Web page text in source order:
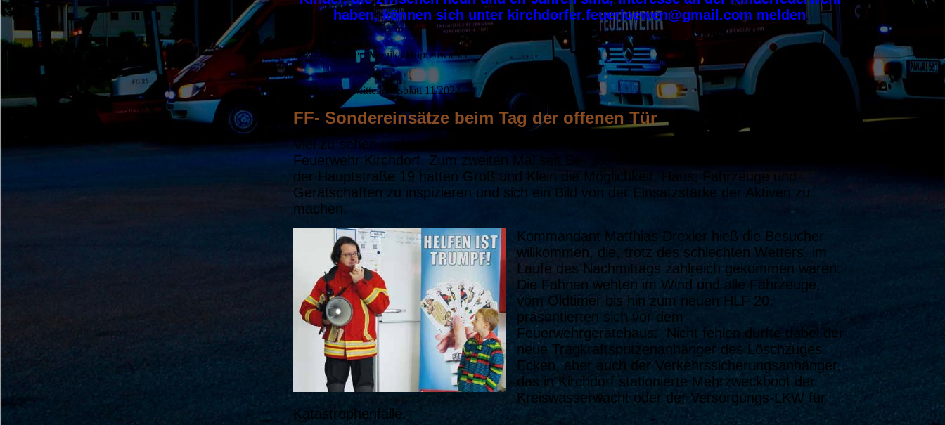
haben, können sich unter kirchdorfer.feuerloewen@gmail.com melden.
Text und Bilder: Monika Hopfenwieser
02.10.2022 - Mitteilungsblatt 11/2022
FF- Sondereinsätze beim Tag der offenen Tür
Viel zu sehen und zu erleben, gab es beim Tag der offenen Tür der Freiwilligen
Feuerwehr Kirchdorf. Zum zweiten Mal seit Be- stehen des neuen Feuerwehrhauses an
der Hauptstraße 19 hatten Groß und Klein die Möglichkeit, Haus, Fahrzeuge und
Gerätschaften zu inspizieren und sich ein Bild von der Einsatzstärke der Aktiven zu
machen.
Kommandant Matthias Drexler hieß die Besucher
willkommen, die, trotz des schlechten Wetters, im
Laufe des Nachmittags zahlreich gekommen waren.
Die Fahnen wehten im Wind und alle Fahrzeuge,
vom Oldtimer bis hin zum neuen HLF 20,
präsentierten sich vor dem
Feuerwehrgerätehaus. Nicht fehlen durfte dabei der
neue Tragkraftspritzenanhänger des Löschzuges
Ecken, aber auch der Verkehrssicherungsanhänger,
das in Kirchdorf stationierte Mehrzweckboot der
Kreiswasserwacht oder der Versorgungs-LKW für
Katastrophenfälle.